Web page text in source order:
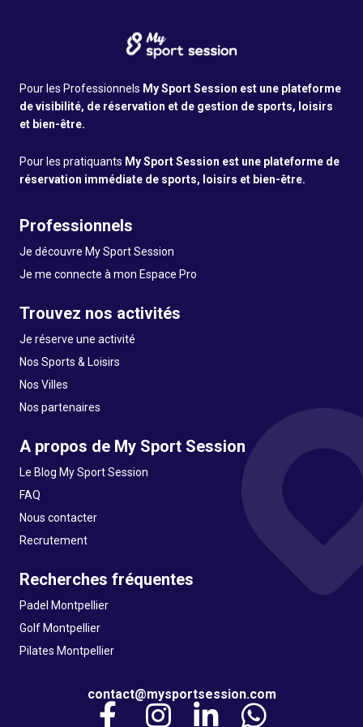
Pour les Professionnels My Sport Session est une plateforme
de visibilité, de réservation et de gestion de sports, loisirs
et bien-être.
Pour les pratiquants My Sport Session est une plateforme de
réservation immédiate de sports, loisirs et bien-être.
Professionnels
Je découvre My Sport Session
Je me connecte à mon Espace Pro
Trouvez nos activités
Je réserve une activité
Nos Sports & Loisirs
Nos Villes
Nos partenaires
A propos de My Sport Session
Le Blog My Sport Session
FAQ
Nous contacter
Recrutement
Recherches fréquentes
Padel Montpellier
Golf Montpellier
Pilates Montpellier
contact@mysportsession.com